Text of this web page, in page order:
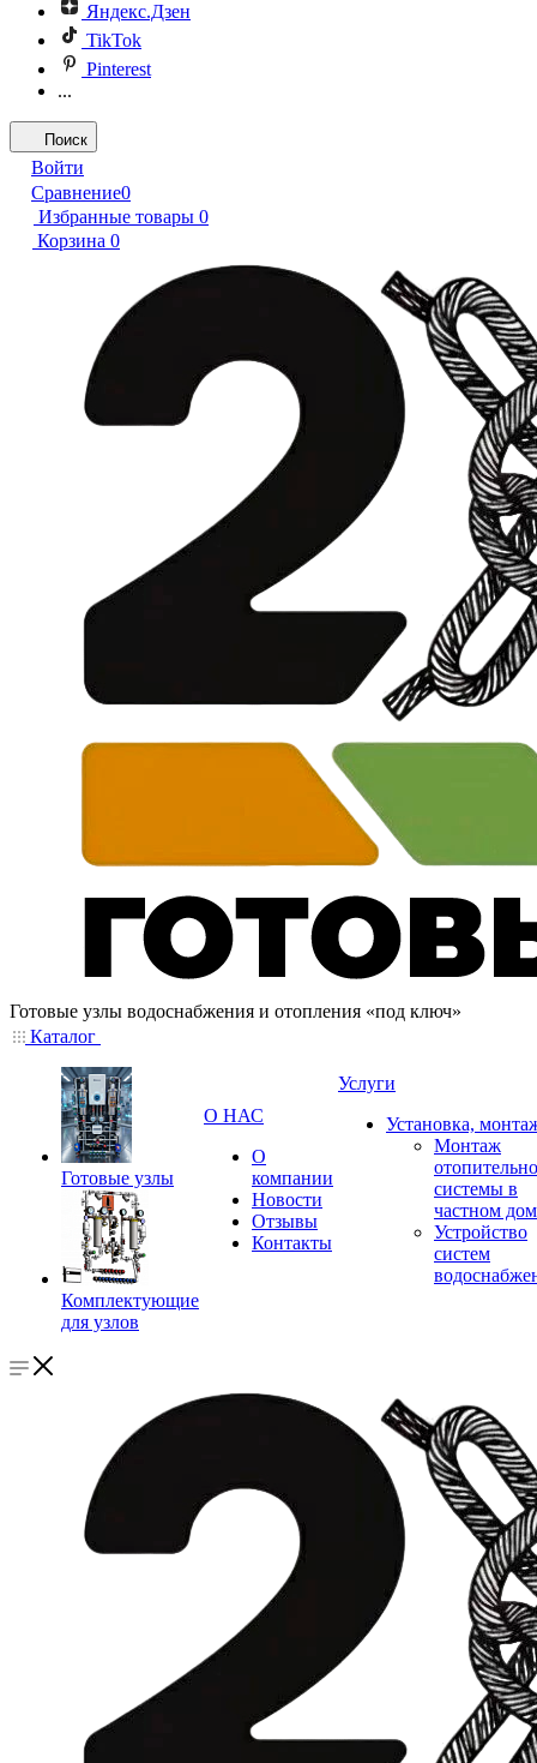
Яндекс.Дзен
TikTok
Pinterest
...
Поиск
Войти
Сравнение0
Избранные товары 0
Корзина 0
Готовые узлы водоснабжения и отопления «под ключ»
Каталог
Готовые узлы
Комплектующие
для узлов
О НАС
О
компании
Новости
Отзывы
Контакты
Услуги
Установка,
Монтаж
системы в
частном
Устройство
систем